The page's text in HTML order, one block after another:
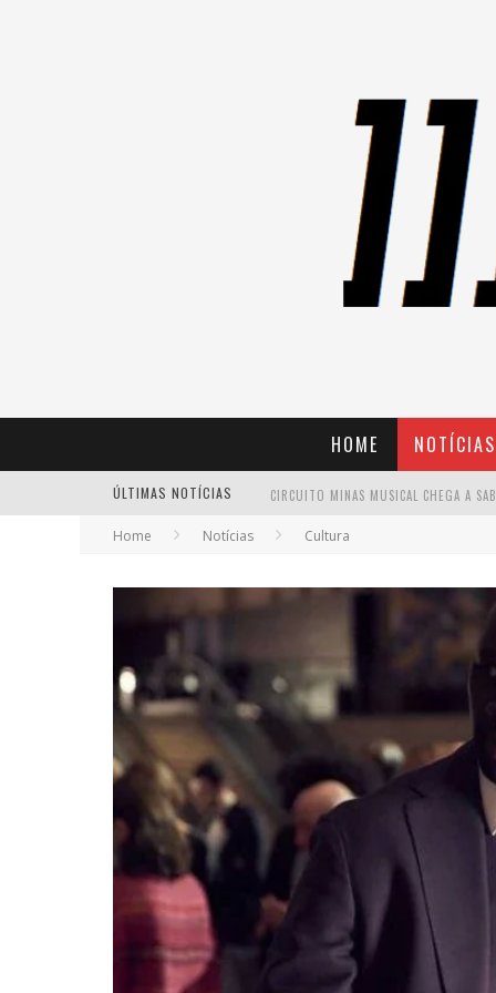
HOME NOTÍCIAS
ÚLTIMAS NOTÍCIAS
YAN TRAZ A TURNÊ NACIONAL DO
Home Notícias Cultura